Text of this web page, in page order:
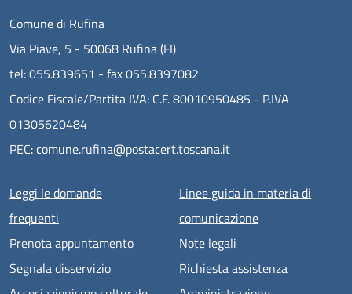
Comune di Rufina
Via Piave, 5 - 50068 Rufina (FI)
tel: 055.839651 - fax 055.8397082
Codice Fiscale/Partita IVA: C.F. 80010950485 - P.IVA
01305620484
PEC: comune.rufina@postacert.toscana.it
Menu piè di pagina
Leggi le domande
frequenti
Prenota appuntamento
Segnala disservizio
Linee guida in materia di
comunicazione
Note legali
Richiesta assistenza